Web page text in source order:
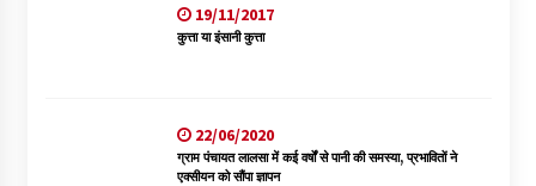
19/11/2017
कुत्ता या इंसानी कुत्ता
22/06/2020
ग्राम पंचायत लालसा में कई वर्षों से पानी की समस्या, प्रभावितों ने
एक्सीयन को सौंपा ज्ञापन